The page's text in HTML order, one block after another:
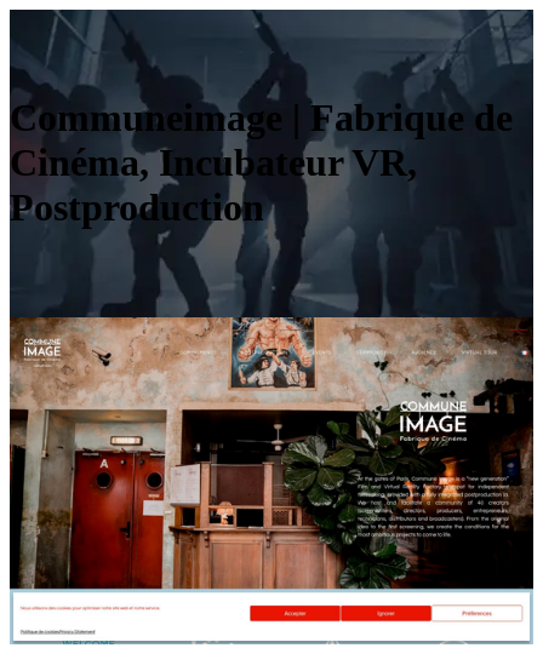
Com­muneima­ge | Fabrique de
Cinéma, Incubateur VR,
Postproduction